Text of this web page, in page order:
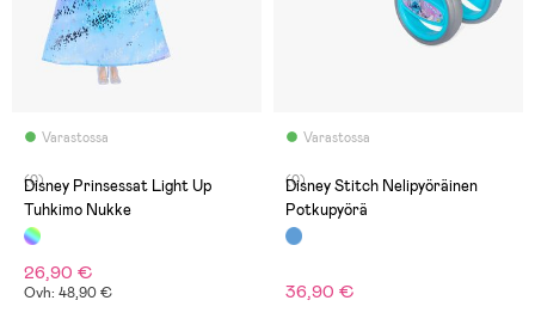
Varastossa
(0)
Disney Prinsessat Light Up
Tuhkimo Nukke
26,90 €
Ovh: 48,90 €
Varastossa
(0)
Disney Stitch Nelipyöräinen
Potkupyörä
36,90 €